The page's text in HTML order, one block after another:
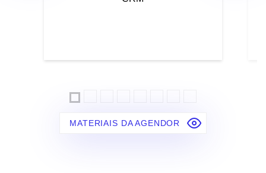
MATERIAIS DA AGENDOR